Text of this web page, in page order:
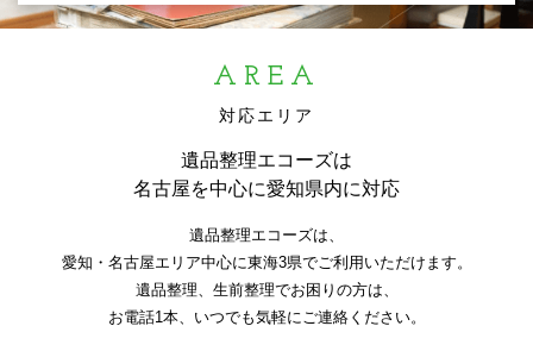
AREA
対応エリア
遺品整理エコーズは
名古屋を中心に愛知県内に対応
遺品整理エコーズは、
愛知・名古屋エリア中心に東海3県でご利用いただけます。
遺品整理、生前整理でお困りの方は、
お電話1本、いつでも気軽にご連絡ください。